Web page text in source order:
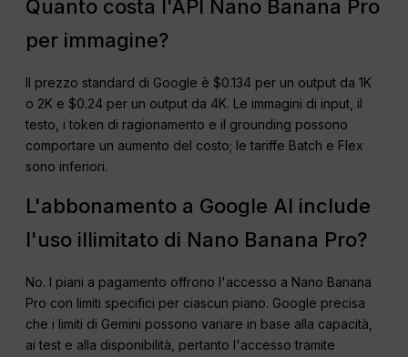
Quanto costa l'API Nano Banana Pro
per immagine?
Il prezzo standard di Google è $0.134 per un output da 1K
o 2K e $0.24 per un output da 4K. Le immagini di input, il
testo, i token di ragionamento e il grounding possono
comportare un aumento del costo; le tariffe Batch e Flex
sono inferiori.
L'abbonamento a Google AI include
l'uso illimitato di Nano Banana Pro?
No. I piani a pagamento offrono l'accesso a Nano Banana
Pro con limiti specifici per ciascun piano. Google precisa
che i limiti di Gemini possono variare in base alla capacità,
ai test e alla disponibilità, pertanto l'accesso tramite